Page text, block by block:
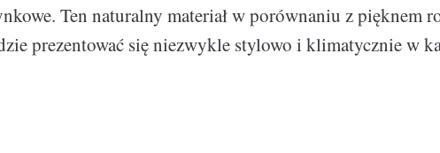
Ten naturalny materiał w porównaniu z pięknem
prezentować się niezwykle stylowo i klimatycznie w